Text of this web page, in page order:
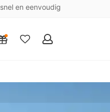
en eenvoudig
Mijn